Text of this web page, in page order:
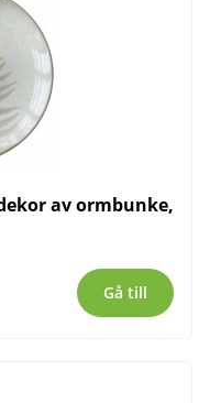
av ormbunke,
Gå till